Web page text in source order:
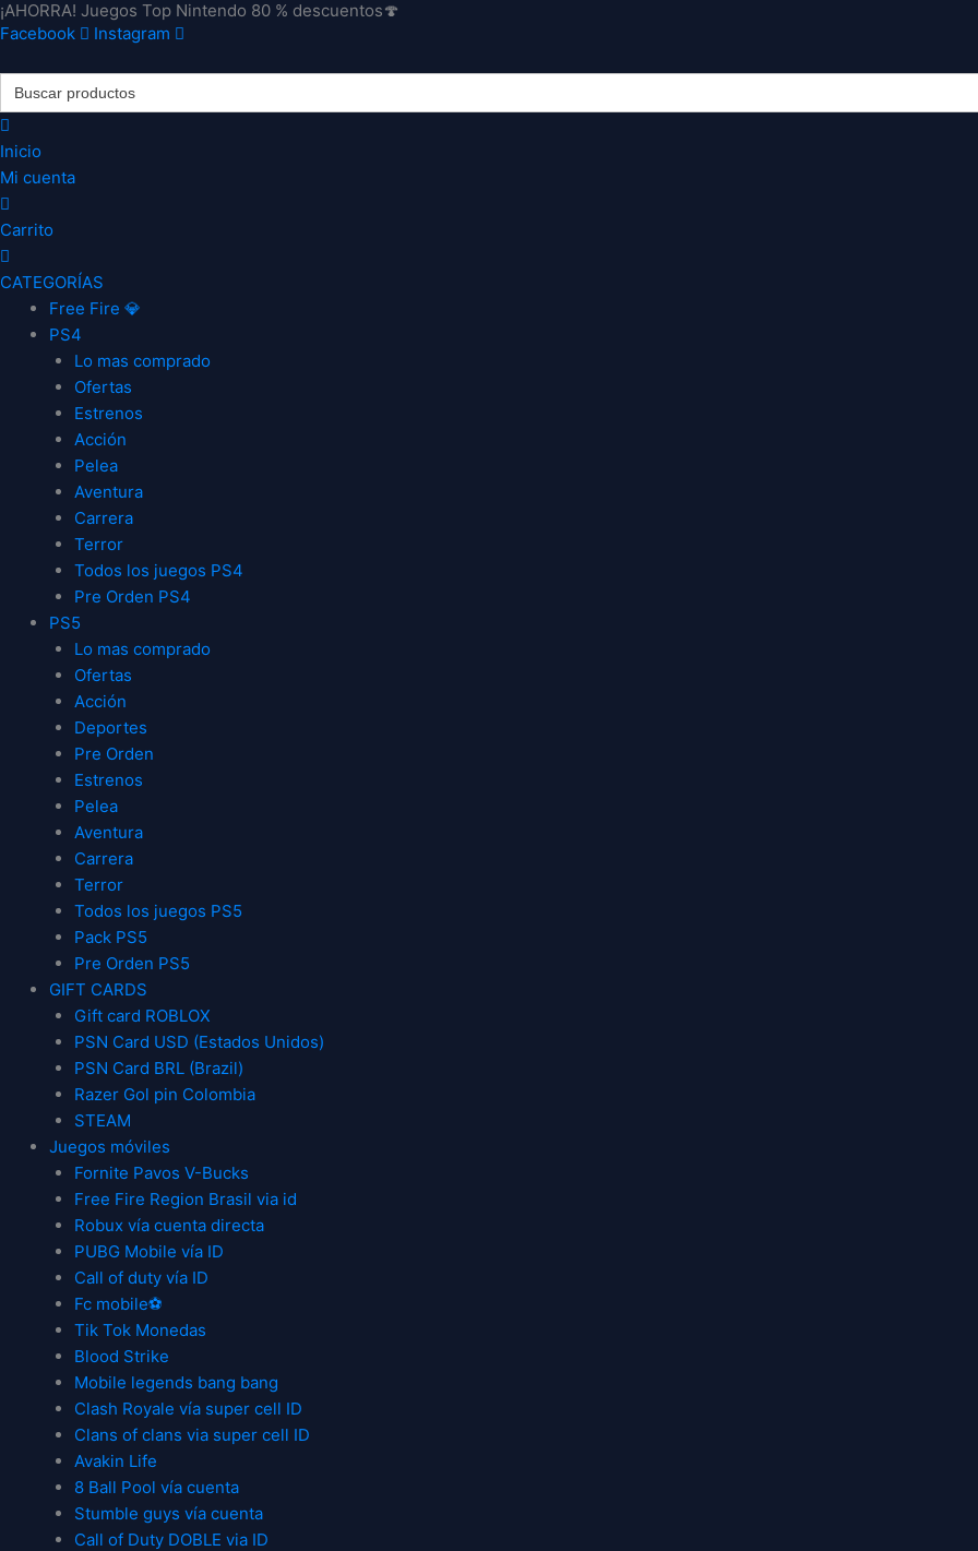
Ir
al
¡AHORRA! Juegos Top Nintendo 80 % descuentos🍄
Facebook
Instagram
Search
for:
Inicio
Mi cuenta
Carrito
CATEGORÍAS
Free Fire 💎
PS4
Lo mas comprado
Ofertas
Estrenos
Acción
Pelea
Aventura
Carrera
Terror
Todos los juegos PS4
Pre Orden PS4
PS5
Lo mas comprado
Ofertas
Acción
Deportes
Pre Orden
Estrenos
Pelea
Aventura
Carrera
Terror
Todos los juegos PS5
Pack PS5
Pre Orden PS5
GIFT CARDS
Gift card ROBLOX
PSN Card USD (Estados Unidos)
PSN Card BRL (Brazil)
Razer Gol pin Colombia
STEAM
Juegos móviles
Fornite Pavos V-Bucks
Free Fire Region Brasil via id
Robux vía cuenta directa
PUBG Mobile vía ID
Call of duty vía ID
Fc mobile⚽
Tik Tok Monedas
Blood Strike
Mobile legends bang bang
Clash Royale vía super cell ID
Clans of clans via super cell ID
Avakin Life
8 Ball Pool vía cuenta
Stumble guys vía cuenta
Call of Duty DOBLE via ID